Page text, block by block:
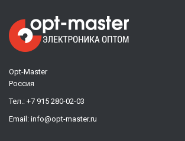
Opt-Master
Россия
Тел.: +7 915 280-02-03
Email: info@opt-master.ru